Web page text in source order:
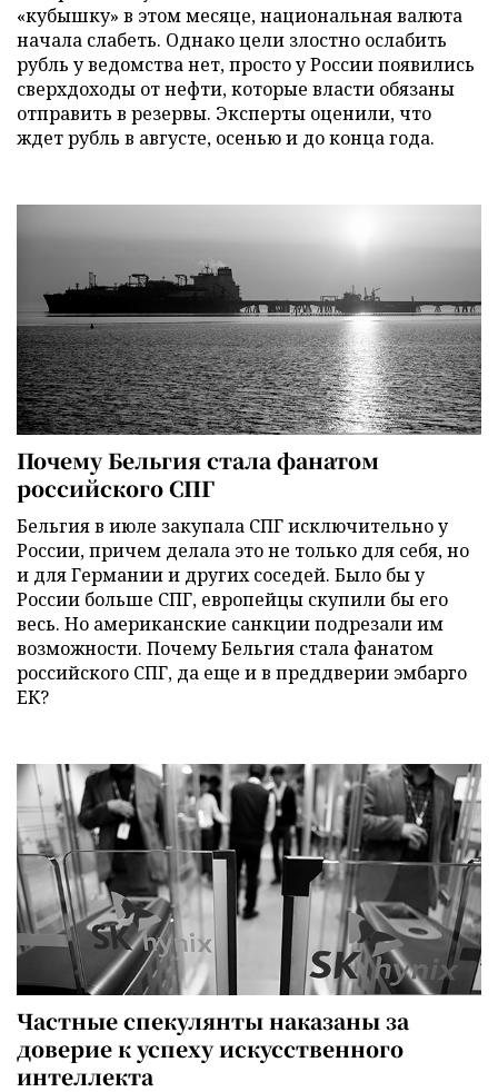
«кубышку» в этом месяце, национальная валюта
начала слабеть. Однако цели злостно ослабить
рубль у ведомства нет, просто у России появились
сверхдоходы от нефти, которые власти обязаны
отправить в резервы. Эксперты оценили, что
ждет рубль в августе, осенью и до конца года.
Почему Бельгия стала фанатом
российского СПГ
Бельгия в июле закупала СПГ исключительно у
России, причем делала это не только для себя, но
и для Германии и других соседей. Было бы у
России больше СПГ, европейцы скупили бы его
весь. Но американские санкции подрезали им
возможности. Почему Бельгия стала фанатом
российского СПГ, да еще и в преддверии эмбарго
ЕК?
Частные спекулянты наказаны за
доверие к успеху искусственного
интеллекта